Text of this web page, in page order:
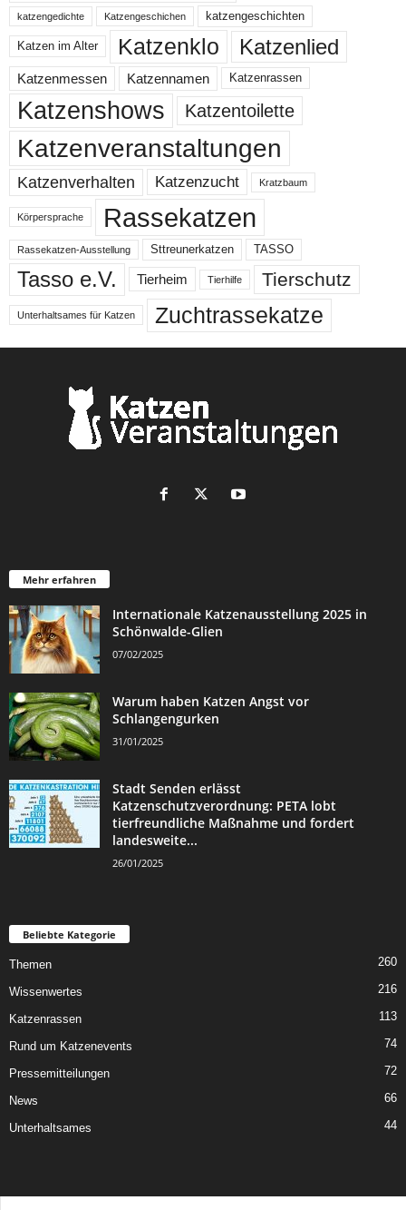
katzengedichte Katzengeschichen katzengeschichten
Katzen im Alter Katzenklo Katzenlied
Katzenmessen Katzennamen Katzenrassen
Katzenshows Katzentoilette
Katzenveranstaltungen
Katzenverhalten Katzenzucht Kratzbaum
Körpersprache Rassekatzen
Rassekatzen-Ausstellung Sttreunerkatzen TASSO
Tasso e.V. Tierheim Tierhilfe Tierschutz
Unterhaltsames für Katzen Zuchtrassekatze
Mehr erfahren
Internationale Katzenausstellung 2025 in
Schönwalde-Glien
07/02/2025
Warum haben Katzen Angst vor
Schlangengurken
31/01/2025
Stadt Senden erlässt
Katzenschutzverordnung: PETA lobt
tierfreundliche Maßnahme und fordert
landesweite...
26/01/2025
Beliebte Kategorie
Themen 260
Wissenwertes 216
Katzenrassen 113
Rund um Katzenevents 74
Pressemitteilungen 72
News 66
Unterhaltsames 44